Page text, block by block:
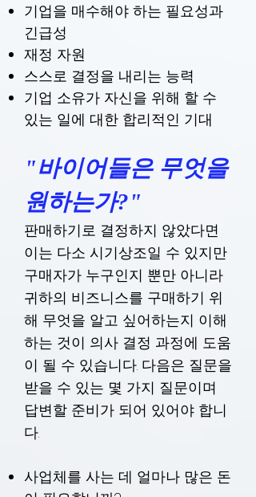
기업을 매수해야 하는 필요성과
긴급성
재정 자원
스스로 결정을 내리는 능력
기업 소유가 자신을 위해 할 수
있는 일에 대한 합리적인 기대
"바이어들은 무엇을
원하는가?"
판매하기로 결정하지 않았다면
이는 다소 시기상조일 수 있지만
구매자가 누구인지 뿐만 아니라
귀하의 비즈니스를 구매하기 위
해 무엇을 알고 싶어하는지 이해
하는 것이 의사 결정 과정에 도움
이 될 수 있습니다. 다음은 질문을
받을 수 있는 몇 가지 질문이며
답변할 준비가 되어 있어야 합니
다.
사업체를 사는 데 얼마나 많은 돈